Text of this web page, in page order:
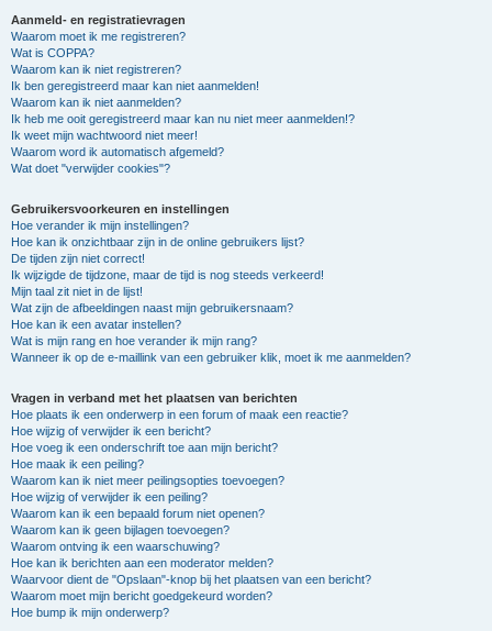
Aanmeld- en registratievragen
Waarom moet ik me registreren?
Wat is COPPA?
Waarom kan ik niet registreren?
Ik ben geregistreerd maar kan niet aanmelden!
Waarom kan ik niet aanmelden?
Ik heb me ooit geregistreerd maar kan nu niet meer aanmelden!?
Ik weet mijn wachtwoord niet meer!
Waarom word ik automatisch afgemeld?
Wat doet "verwijder cookies"?
Gebruikersvoorkeuren en instellingen
Hoe verander ik mijn instellingen?
Hoe kan ik onzichtbaar zijn in de online gebruikers lijst?
De tijden zijn niet correct!
Ik wijzigde de tijdzone, maar de tijd is nog steeds verkeerd!
Mijn taal zit niet in de lijst!
Wat zijn de afbeeldingen naast mijn gebruikersnaam?
Hoe kan ik een avatar instellen?
Wat is mijn rang en hoe verander ik mijn rang?
Wanneer ik op de e-maillink van een gebruiker klik, moet ik me aanmelden?
Vragen in verband met het plaatsen van berichten
Hoe plaats ik een onderwerp in een forum of maak een reactie?
Hoe wijzig of verwijder ik een bericht?
Hoe voeg ik een onderschrift toe aan mijn bericht?
Hoe maak ik een peiling?
Waarom kan ik niet meer peilingsopties toevoegen?
Hoe wijzig of verwijder ik een peiling?
Waarom kan ik een bepaald forum niet openen?
Waarom kan ik geen bijlagen toevoegen?
Waarom ontving ik een waarschuwing?
Hoe kan ik berichten aan een moderator melden?
Waarvoor dient de "Opslaan"-knop bij het plaatsen van een bericht?
Waarom moet mijn bericht goedgekeurd worden?
Hoe bump ik mijn onderwerp?